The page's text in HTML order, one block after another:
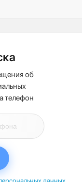
об
телефон
данных.